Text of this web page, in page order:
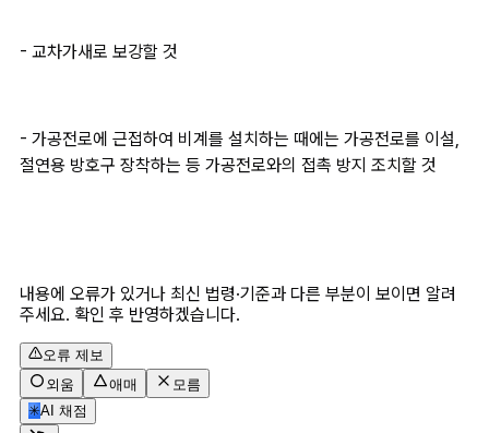
- 교차가새로 보강할 것
- 가공전로에 근접하여 비계를 설치하는 때에는 가공전로를 이설,
절연용 방호구 장착하는 등 가공전로와의 접촉 방지 조치할 것
내용에 오류가 있거나 최신 법령·기준과 다른 부분이 보이면 알려
주세요. 확인 후 반영하겠습니다.
오류 제보
외움
애매
모름
✳AI 채점